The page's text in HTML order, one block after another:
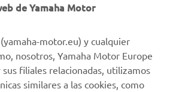
End of November 2021
220,000,000 Indian
yen)
de Yamaha Motor
motor.eu) y cualquier
nosotros, Yamaha Motor Europe
sus filiales relacionadas, utilizamos
similares a las cookies, como